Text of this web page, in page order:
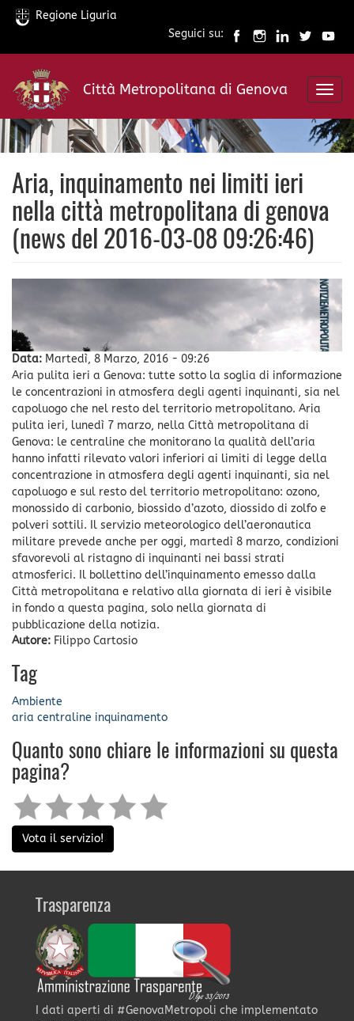
Salta
contenuto
principale
Regione Liguria
Seguici su:
Città Metropolitana di Genova
Aria, inquinamento nei limiti ieri
nella città metropolitana di genova
(news del 2016-03-08 09:26:46)
Data: Martedì, 8 Marzo, 2016 - 09:26
Aria pulita ieri a Genova: tutte sotto la soglia di informazione
le concentrazioni in atmosfera degli agenti inquinanti, sia nel
capoluogo che nel resto del territorio metropolitano. Aria
pulita ieri, lunedì 7 marzo, nella Città metropolitana di
Genova: le centraline che monitorano la qualità dell’aria
hanno infatti rilevato valori inferiori ai limiti di legge della
concentrazione in atmosfera degli agenti inquinanti, sia nel
capoluogo e sul resto del territorio metropolitano: ozono,
monossido di carbonio, biossido d’azoto, diossido di zolfo e
polveri sottili. Il servizio meteorologico dell’aeronautica
militare prevede anche per oggi, martedì 8 marzo, condizioni
sfavorevoli al ristagno di inquinanti nei bassi strati
atmosferici. Il bollettino dell’inquinamento emesso dalla
Città metropolitana e relativo alla giornata di ieri è visibile
in fondo a questa pagina, solo nella giornata di
pubblicazione della notizia.
Autore: Filippo Cartosio
Tag
Ambiente
aria centraline inquinamento
Quanto sono chiare le informazioni su questa
pagina?
Vota il servizio!
Trasparenza
I dati aperti di #GenovaMetropoli che implementato